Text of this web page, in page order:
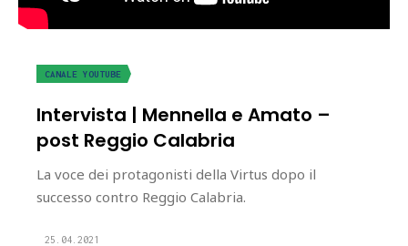
CANALE YOUTUBE
Intervista | Mennella e Amato –
post Reggio Calabria
La voce dei protagonisti della Virtus dopo il
successo contro Reggio Calabria.
25.04.2021